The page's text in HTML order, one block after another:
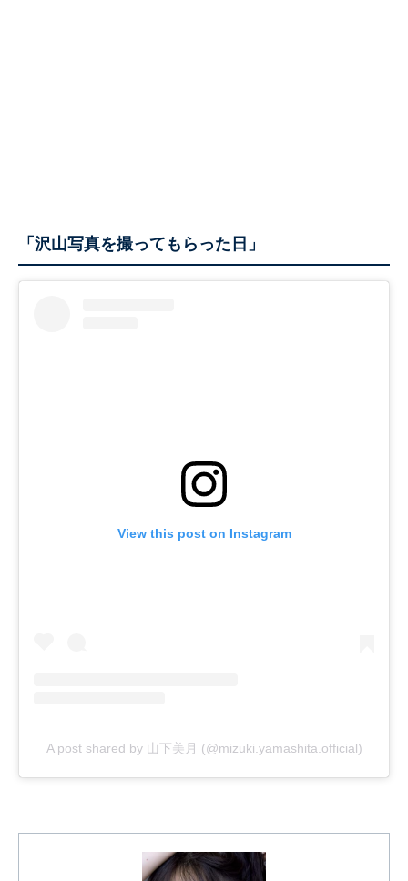
「沢山写真を撮ってもらった日」
View this post on Instagram
A post shared by 山下美月 (@mizuki.yamashita.official)